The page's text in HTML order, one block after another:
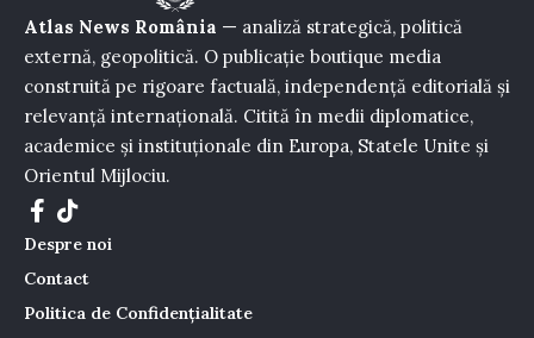
Atlas News România — analiză strategică, politică
externă, geopolitică. O publicație boutique media
construită pe rigoare factuală, independență editorială și
relevanță internațională. Citită în medii diplomatice,
academice și instituționale din Europa, Statele Unite și
Orientul Mijlociu.
Despre noi
Contact
Politica de Confidențialitate